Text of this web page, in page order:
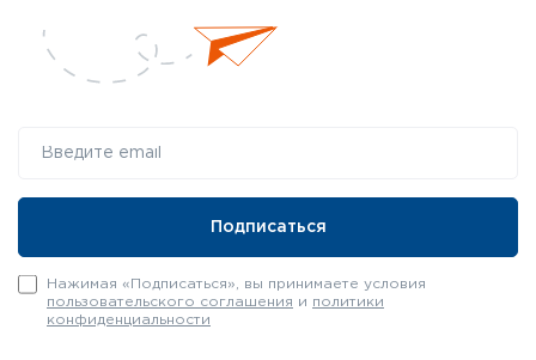
Нажимая «Подписаться», вы принимаете условия
пользовательского соглашения и политики
конфиденциальности